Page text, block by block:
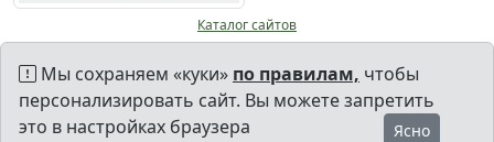
Каталог сайтов
Мы сохраняем «куки» по правилам, чтобы
персонализировать сайт. Вы можете запретить
это в настройках браузера
Ясно